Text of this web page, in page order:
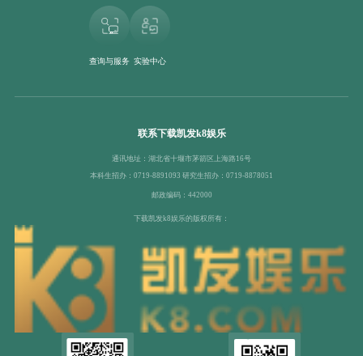
查询与服务 实验中心
联系下载凯发k8娱乐
通讯地址：湖北省十堰市茅箭区上海路16号
本科生招办：0719-8891093 研究生招办：0719-8878051
邮政编码：442000
下载凯发k8娱乐的版权所有：